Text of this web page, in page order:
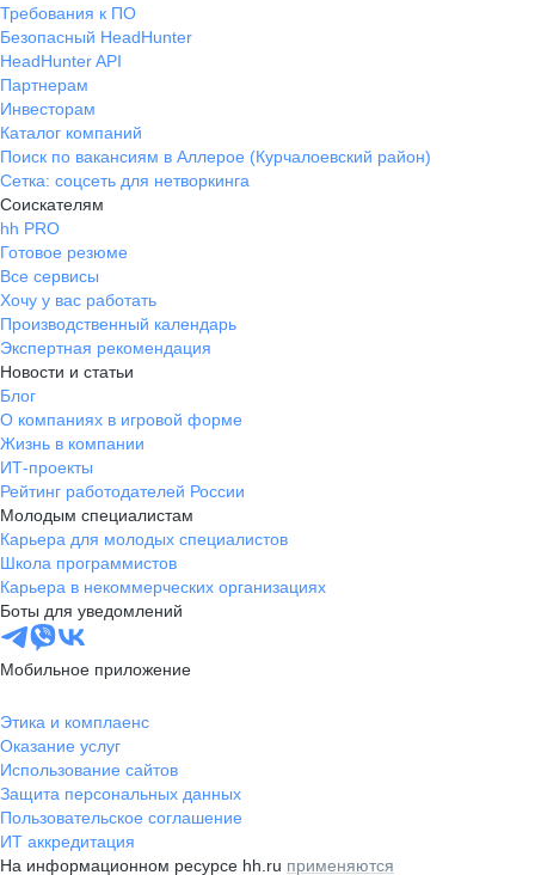
Требования к ПО
Безопасный HeadHunter
HeadHunter API
Партнерам
Инвесторам
Каталог компаний
Поиск по вакансиям в Аллерое (Курчалоевский район)
Сетка: соцсеть для нетворкинга
Соискателям
hh PRO
Готовое резюме
Все сервисы
Хочу у вас работать
Производственный календарь
Экспертная рекомендация
Новости и статьи
Блог
О компаниях в игровой форме
Жизнь в компании
ИТ-проекты
Рейтинг работодателей России
Молодым специалистам
Карьера для молодых специалистов
Школа программистов
Карьера в некоммерческих организациях
Боты для уведомлений
Мобильное приложение
Этика и комплаенс
Оказание услуг
Использование сайтов
Защита персональных данных
Пользовательское соглашение
ИТ аккредитация
На информационном ресурсе hh.ru применяются